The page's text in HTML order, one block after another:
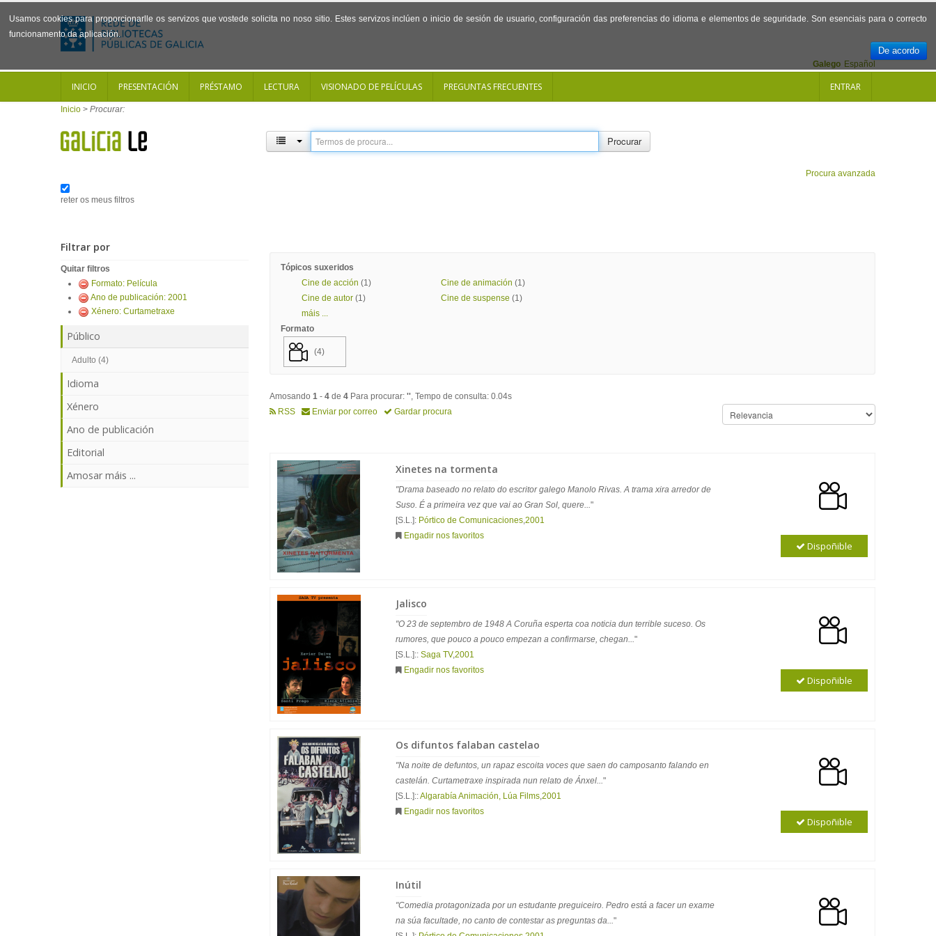
Usamos cookies para proporcionarlle os servizos que vostede solicita no noso sitio. Estes servizos inclúen o inicio de sesión de usuario, configuración das preferencias do idioma e elementos de seguridade. Son esenciais para o correcto
funcionamento da aplicación.
De acordo
Español
Galego
INICIO PRESENTACIÓN PRÉSTAMO LECTURA VISIONADO DE PELÍCULAS PREGUNTAS FRECUENTES ENTRAR
Inicio > Procurar:
Procurar
Procura avanzada
reter os meus filtros
Filtrar por
Quitar filtros
Formato: Película
Ano de publicación: 2001
Xénero: Curtametraxe
Público
Adulto (4)
Idioma
Xénero
Ano de publicación
Editorial
Amosar máis ...
Tópicos suxeridos
Cine de acción (1) Cine de animación (1)
Cine de autor (1) Cine de suspense (1)
máis ...
Formato
(4)
Amosando 1 - 4 de 4 Para procurar: '', Tempo de consulta: 0.04s
RSS
Enviar por correo Gardar procura
Xinetes na tormenta
"Drama baseado no relato do escritor galego Manolo Rivas. A trama xira arredor de
Suso. É a primeira vez que vai ao Gran Sol, quere..."
[S.L.]: Pórtico de Comunicaciones,2001
Engadir nos favoritos
Dispoñible
Jalisco
"O 23 de septembro de 1948 A Coruña esperta coa noticia dun terrible suceso. Os
rumores, que pouco a pouco empezan a confirmarse, chegan..."
[S.L.]:: Saga TV,2001
Engadir nos favoritos
Dispoñible
Os difuntos falaban castelao
"Na noite de defuntos, un rapaz escoita voces que saen do camposanto falando en
castelán. Curtametraxe inspirada nun relato de Ánxel..."
[S.L.]::Algarabía Animación, Lúa Films,2001
Engadir nos favoritos
Dispoñible
Inútil
"Comedia protagonizada por un estudante preguiceiro. Pedro está a facer un exame
na súa facultade, no canto de contestar as preguntas da..."